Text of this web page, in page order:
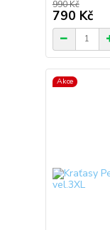
990 Kč
790 Kč
Akce